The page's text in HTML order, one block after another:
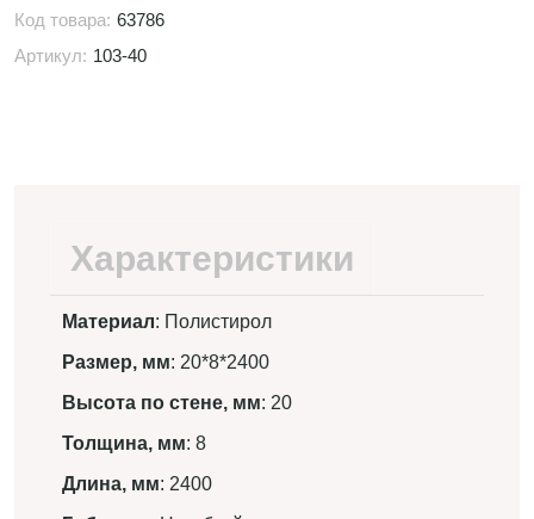
Код товара: 63786
Артикул: 103-40
Характеристики
Материал: Полистирол
Размер, мм: 20*8*2400
Высота по стене, мм: 20
Толщина, мм: 8
Длина, мм: 2400